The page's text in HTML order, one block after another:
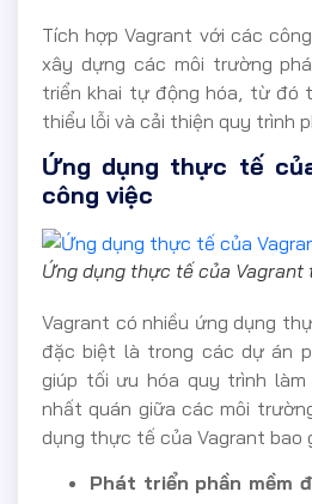
Tích hợp Vagrant với các
xây dựng các môi trường
triển khai tự động hóa, từ đó
thiểu lỗi và cải thiện quy trình
Ứng dụng thực tế
công việc
Ứng dụng thực tế của Vagrant
Vagrant có nhiều ứng dụng
đặc biệt là trong các dự án
giúp tối ưu hóa quy trình
nhất quán giữa các môi
dụng thực tế của Vagrant bao
Phát triển phần mềm